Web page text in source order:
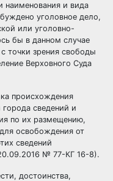
наименования и вида
уголовное дело,
или уголовно-
бы в данном случае
точки зрения свободы
Верховного Суда
происхождения
сведений и
по их размещению,
освобождения от
сведений
№ 77-КГ 16-8).
достоинства,